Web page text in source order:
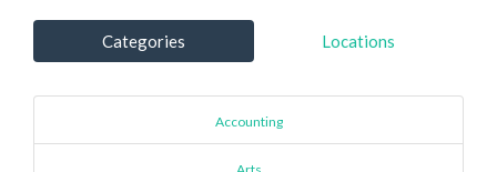
Categories Locations
Accounting